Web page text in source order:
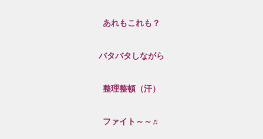
あれもこれも？
バタバタしながら
整理整頓（汗）
ファイト～～♬